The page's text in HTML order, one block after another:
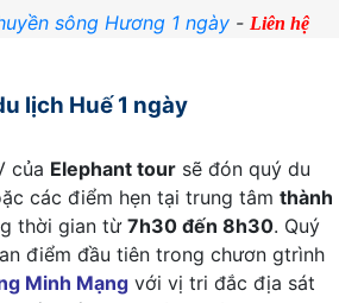
sông Hương 1 ngày - Liên hệ
lịch Huế 1 ngày
của Elephant tour sẽ đón quý du
các điểm hẹn tại trung tâm thành
thời gian từ 7h30 đến 8h30. Quý
điểm đầu tiên trong chươn gtrình
Minh Mạng với vị tri đắc địa sát